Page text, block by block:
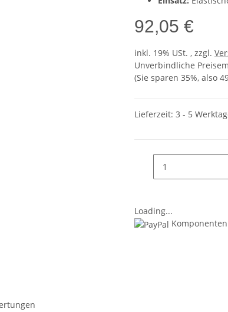
92,05 €
inkl. 19% USt. , zzgl.
Unverbindliche
(Sie sparen 35%, also
Lieferzeit: 3 - 5
Loading...